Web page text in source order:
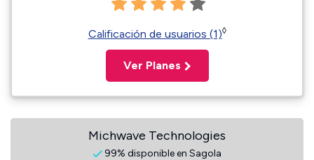
Calificación de usuarios (1)◊
Ver Planes
Michwave Technologies
99% disponible en Sagola